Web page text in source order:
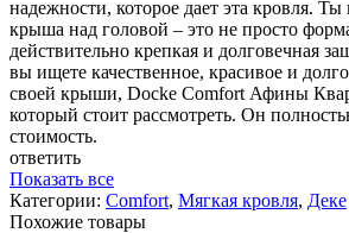
надежности, которое дает эта кровля. Ты
крыша над головой – это не просто
действительно крепкая и долговечная
вы ищете качественное, красивое и
своей крыши, Docke Comfort Афины
который стоит рассмотреть. Он
стоимость.
ответить
Показать все
Категории: Comfort, Мягкая кровля, Деке
Похожие товары